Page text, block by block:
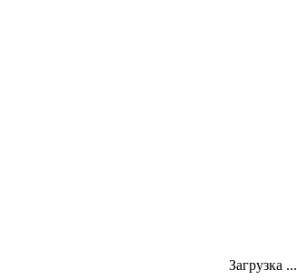
Загрузка ...